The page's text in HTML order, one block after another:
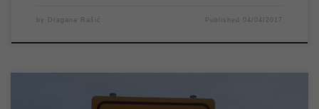
by Dragana Rašić Published 04/04/2017